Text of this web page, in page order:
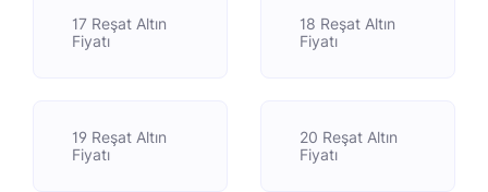
17 Reşat Altın
Fiyatı
18 Reşat Altın
Fiyatı
19 Reşat Altın
Fiyatı
20 Reşat Altın
Fiyatı